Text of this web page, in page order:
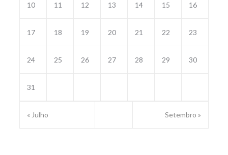
10 11 12 13 14 15 16
17 18 19 20 21 22 23
24 25 26 27 28 29 30
31
« Julho Setembro »